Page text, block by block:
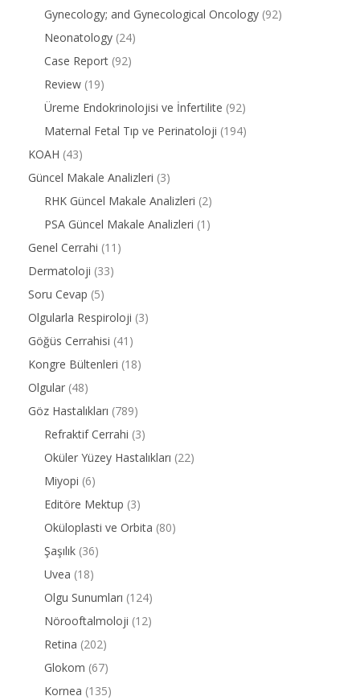
Gynecology; and Gynecological Oncology (92)
Neonatology (24)
Case Report (92)
Review (19)
Üreme Endokrinolojisi ve İnfertilite (92)
Maternal Fetal Tıp ve Perinatoloji (194)
KOAH (43)
Güncel Makale Analizleri (3)
RHK Güncel Makale Analizleri (2)
PSA Güncel Makale Analizleri (1)
Genel Cerrahi (11)
Dermatoloji (33)
Soru Cevap (5)
Olgularla Respiroloji (3)
Göğüs Cerrahisi (41)
Kongre Bültenleri (18)
Olgular (48)
Göz Hastalıkları (789)
Refraktif Cerrahi (3)
Oküler Yüzey Hastalıkları (22)
Miyopi (6)
Editöre Mektup (3)
Oküloplasti ve Orbita (80)
Şaşılık (36)
Uvea (18)
Olgu Sunumları (124)
Nörooftalmoloji (12)
Retina (202)
Glokom (67)
Kornea (135)